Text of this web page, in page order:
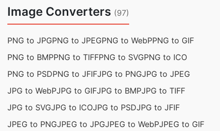
Image Converters (97)
PNG to JPGPNG to JPEGPNG to WebPPNG to GIF
PNG to BMPPNG to TIFFPNG to SVGPNG to ICO
PNG to PSDPNG to JFIFJPG to PNGJPG to JPEG
JPG to WebPJPG to GIFJPG to BMPJPG to TIFF
JPG to SVGJPG to ICOJPG to PSDJPG to JFIF
JPEG to PNGJPEG to JPGJPEG to WebPJPEG to GIF